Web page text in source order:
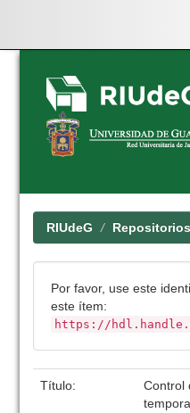
Skip
navigation
RIUdeG
Por favor, use este
este ítem:
https://
Título:
Control